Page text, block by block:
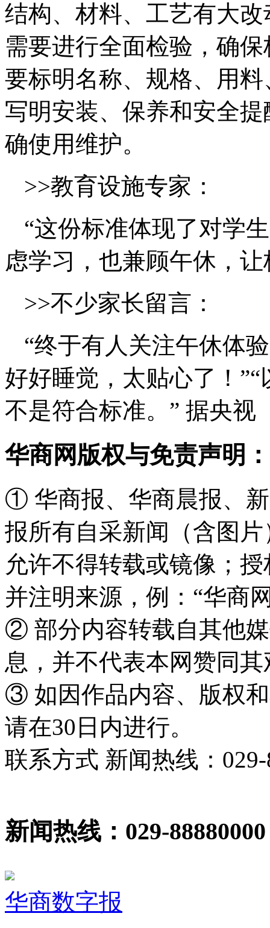
结构、材料、工艺有大
需要进行全面检验，确
要标明名称、规格、用
写明安装、保养和安全
确使用维护。
>>教育设施专家：
“这份标准体现了对学
虑学习，也兼顾午休，
>>不少家长留言：
“终于有人关注午休体
好好睡觉，太贴心了！
不是符合标准。” 据央视
华商网版权与免责声明：
① 华商报、华商晨报、
报所有自采新闻（含图
允许不得转载或镜像；
并注明来源，例：“华商
② 部分内容转载自其他
息，并不代表本网赞同
③ 如因作品内容、版权
请在30日内进行。
联系方式 新闻热线：029-
新闻热线：029-88880000
华商数字报